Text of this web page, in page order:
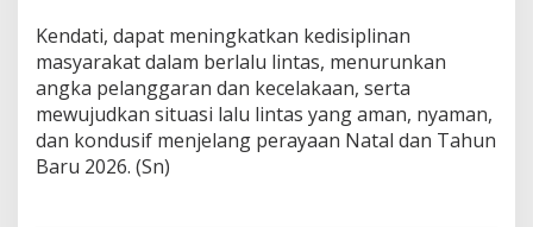
Kendati, dapat meningkatkan kedisiplinan
masyarakat dalam berlalu lintas, menurunkan
angka pelanggaran dan kecelakaan, serta
mewujudkan situasi lalu lintas yang aman, nyaman,
dan kondusif menjelang perayaan Natal dan Tahun
Baru 2026. (Sn)